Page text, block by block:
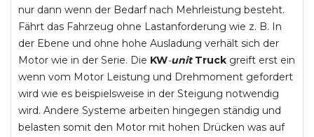
nur dann wenn der Bedarf nach Mehrleistung besteht.
Fährt das Fahrzeug ohne Lastanforderung wie z. B. In
der Ebene und ohne hohe Ausladung verhält sich der
Motor wie in der Serie. Die KW-unit Truck greift erst ein
wenn vom Motor Leistung und Drehmoment gefordert
wird wie es beispielsweise in der Steigung notwendig
wird. Andere Systeme arbeiten hingegen ständig und
belasten somit den Motor mit hohen Drücken was auf